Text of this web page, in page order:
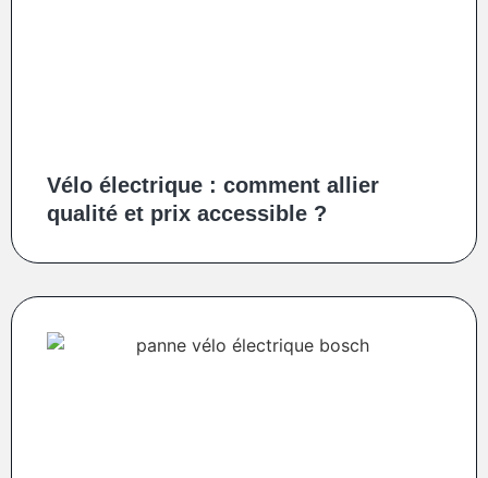
Vélo électrique : comment allier
qualité et prix accessible ?